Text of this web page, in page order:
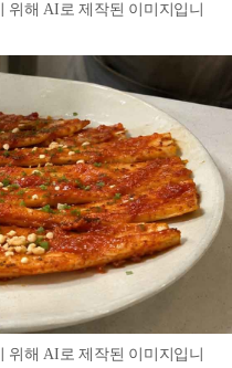
위해 AI로 제작된 이미지입니
위해 AI로 제작된 이미지입니